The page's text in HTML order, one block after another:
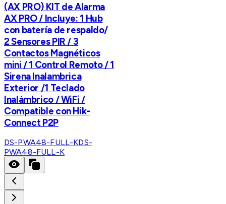
(AX PRO) KIT de Alarma
AX PRO / Incluye: 1 Hub
con batería de respaldo/
2 Sensores PIR / 3
Contactos Magnéticos
mini / 1 Control Remoto / 1
Sirena Inalambrica
Exterior /1 Teclado
Inalámbrico / WiFi /
Compatible con Hik-
Connect P2P
DS-PWA48-FULL-KDS-
PWA48-FULL-K